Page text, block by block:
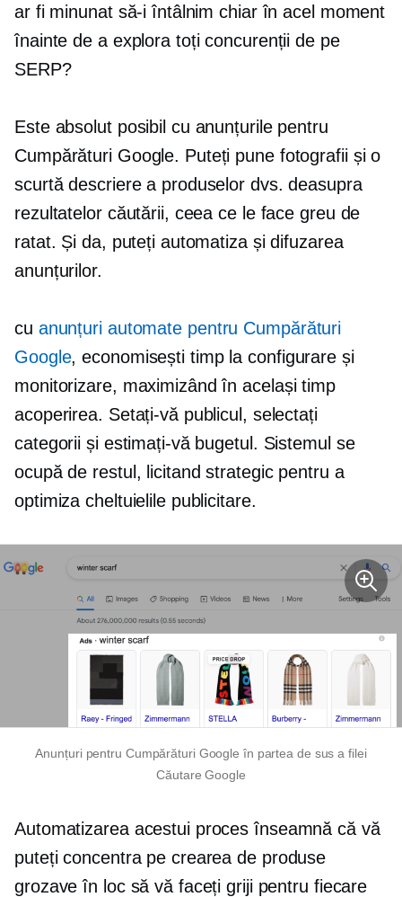
ar fi minunat să-i întâlnim chiar în acel moment
înainte de a explora toți concurenții de pe
SERP?
Este absolut posibil cu anunțurile pentru
Cumpărături Google. Puteți pune fotografii și o
scurtă descriere a produselor dvs. deasupra
rezultatelor căutării, ceea ce le face greu de
ratat. Și da, puteți automatiza și difuzarea
anunțurilor.
cu anunțuri automate pentru Cumpărături
Google, economisești timp la configurare și
monitorizare, maximizând în același timp
acoperirea. Setați-vă publicul, selectați
categorii și estimați-vă bugetul. Sistemul se
ocupă de restul, licitand strategic pentru a
optimiza cheltuielile publicitare.
Anunțuri pentru Cumpărături Google în partea de sus a filei
Căutare Google
Automatizarea acestui proces înseamnă că vă
puteți concentra pe crearea de produse
grozave în loc să vă faceți griji pentru fiecare